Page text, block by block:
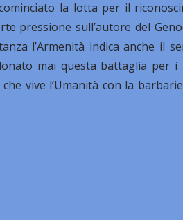
la lotta per il
pressione sull’autore del
l’Armenità indica anche il
mai questa battaglia per i
vive l’Umanità con la